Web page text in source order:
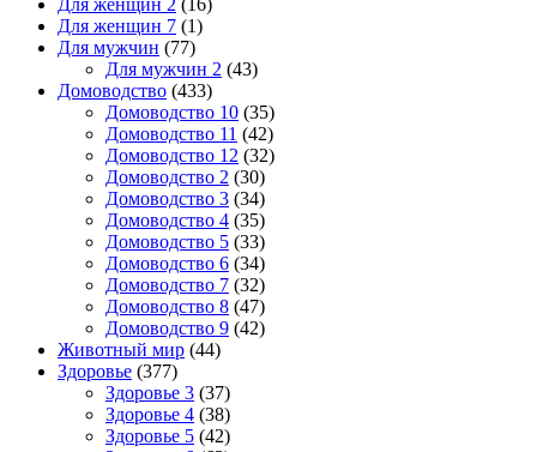
Для женщин 2 (16)
Для женщин 7 (1)
Для мужчин (77)
Для мужчин 2 (43)
Домоводство (433)
Домоводство 10 (35)
Домоводство 11 (42)
Домоводство 12 (32)
Домоводство 2 (30)
Домоводство 3 (34)
Домоводство 4 (35)
Домоводство 5 (33)
Домоводство 6 (34)
Домоводство 7 (32)
Домоводство 8 (47)
Домоводство 9 (42)
Животный мир (44)
Здоровье (377)
Здоровье 3 (37)
Здоровье 4 (38)
Здоровье 5 (42)